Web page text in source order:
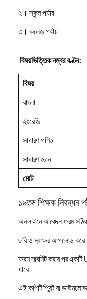
২। স্কুল পর্যায়
৩। কলেজ পর্যায়
বিষয়ভিত্তিক নম্বর বণ্টন:
বিষয়
বাংলা
ইংরেজি
সাধারণ গণিত
সাধারণ জ্ঞান
মোট
১৯তম শিক্ষক নিবন্ধন
অনলাইনে আবেদন ফরম
ছবি ও স্বাক্ষর আপলোড করে
ফরম সাবমিট করার পর
যাবে।
এই কপিটি প্রিন্ট বা